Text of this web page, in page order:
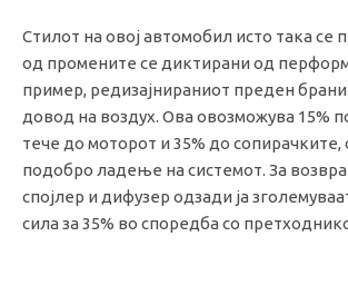
Стилот на овој автомобил исто така се
од промените се диктирани од
пример, редизајнираниот преден
довод на воздух. Ова овозможува 15%
тече до моторот и 35% до сопирачките,
подобро ладење на системот. За
спојлер и дифузер одзади ја
сила за 35% во споредба со